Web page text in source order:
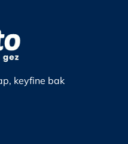
keyfine bak